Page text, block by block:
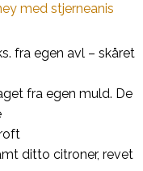
fra egen avl – skåret
fra egen muld. De
ditto citroner, revet